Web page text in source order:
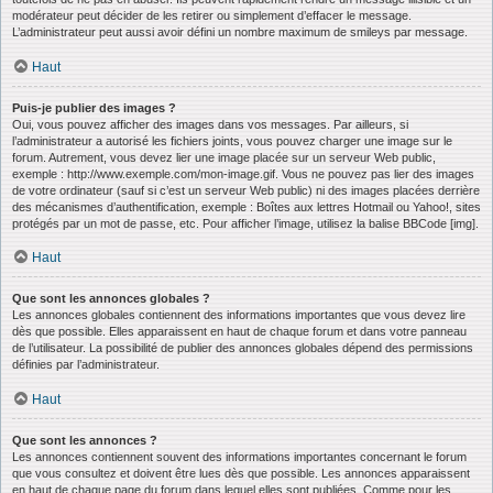
modérateur peut décider de les retirer ou simplement d’effacer le message.
L’administrateur peut aussi avoir défini un nombre maximum de smileys par message.
Haut
Puis-je publier des images ?
Oui, vous pouvez afficher des images dans vos messages. Par ailleurs, si
l’administrateur a autorisé les fichiers joints, vous pouvez charger une image sur le
forum. Autrement, vous devez lier une image placée sur un serveur Web public,
exemple : http://www.exemple.com/mon-image.gif. Vous ne pouvez pas lier des images
de votre ordinateur (sauf si c’est un serveur Web public) ni des images placées derrière
des mécanismes d’authentification, exemple : Boîtes aux lettres Hotmail ou Yahoo!, sites
protégés par un mot de passe, etc. Pour afficher l’image, utilisez la balise BBCode [img].
Haut
Que sont les annonces globales ?
Les annonces globales contiennent des informations importantes que vous devez lire
dès que possible. Elles apparaissent en haut de chaque forum et dans votre panneau
de l’utilisateur. La possibilité de publier des annonces globales dépend des permissions
définies par l’administrateur.
Haut
Que sont les annonces ?
Les annonces contiennent souvent des informations importantes concernant le forum
que vous consultez et doivent être lues dès que possible. Les annonces apparaissent
en haut de chaque page du forum dans lequel elles sont publiées. Comme pour les